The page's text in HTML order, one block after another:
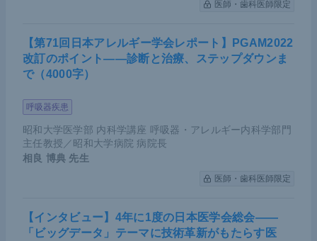
医師・歯科医師限定
【第71回日本アレルギー学会レポート】PGAM2022
改訂のポイント――診断と治療、ステップダウンま
で（4000字）
呼吸器疾患
昭和大学医学部 内科学講座 呼吸器・アレルギー内科学部門
主任教授／昭和大学病院 病院長
相良 博典 先生
医師・歯科医師限定
【インタビュー】4年に1度の日本医学会総会――
「ビッグデータ」テーマに技術革新がもたらす医